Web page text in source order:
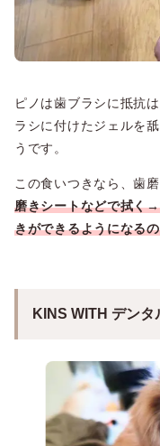
ピノは歯ブラシに抵抗
ラシに付けたジェルを
うです。
この食いつきなら、歯
磨きシートなどで拭く
きができるようになる
KINS WITH デン